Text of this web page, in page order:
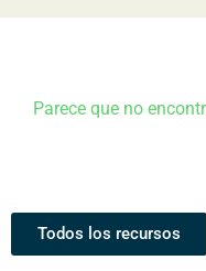
Parece que no
Todos los recursos